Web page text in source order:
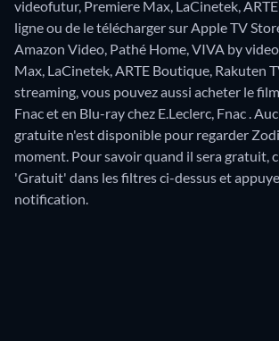
videofutur, Premiere Max, LaCinetek,
ligne ou de le télécharger sur Apple TV
Amazon Video, Pathé Home, VIVA by
Max, LaCinetek, ARTE Boutique, Rakuten
streaming, vous pouvez aussi acheter le
Fnac et en Blu-ray chez E.Leclerc, Fnac .
gratuite n'est disponible pour regarder
moment. Pour savoir quand il sera gratuit,
'Gratuit' dans les filtres ci-dessus et
notification.